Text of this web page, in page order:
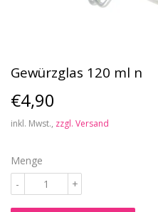
Gewürzglas 120 ml n
€4,90
inkl. Mwst., zzgl. Versand
Menge
+
-